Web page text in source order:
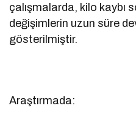
çalışmalarda, kilo kaybı
değişimlerin uzun süre
gösterilmiştir.
Araştırmada: